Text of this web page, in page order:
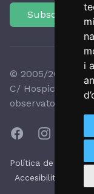
i
Subscriu-te
© 2005/2026
C/ Hospici, 8 -
Política de
Accesibilitat